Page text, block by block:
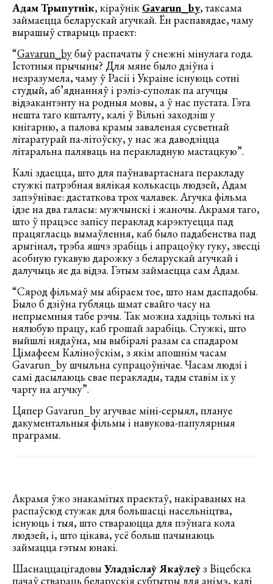
Адам Трыпутнік, кіраўнік Gavarun_by, таксама
займаецца беларускай агучкай. Ён распавядае, чаму
вырашыў стварыць праект:
“Gavarun_byбыў распачаты ў снежні мінулага года.
Істотныя прычыны? Для мяне было дзіўна і
незразумела, чаму ў Расіі і Украіне існуюць сотні
студый, аб’яднанняў і рэліз-суполак па агучцы
відэакантэнту на родныя мовы, а ў нас пустата. Гэта
нешта таго кшталту, калі ў Вільні заходзіш у
кнігарню, а палова крамы заваленая сусветнай
літаратурай па-літоўску, у нас жа даводзіцца
літаральна паляваць на перакладную мастацкую”.
Калі здаецца, што для паўнавартаснага перакладу
стужкі патрэбная вялікая колькасць людзей, Адам
запэўнівае: дастаткова трох чалавек. Агучка фільма
ідзе на два галасы: мужчынскі і жаночы. Акрамя таго,
што ў працэсе запісу пераклад карэктуецца пад
працягласць вымаўлення, каб было падабенства пад
арыгінал, трэба яшчэ зрабіць і апрацоўку гуку, звесці
асобную гукавую дарожку з беларускай агучкай і
далучыць яе да відэа. Гэтым займаецца сам Адам.
“Сярод фільмаў мы абіраем тое, што нам даспадобы.
Было б дзіўна губляць шмат свайго часу на
непрыемныя табе рэчы. Так можна хадзіць толькі на
нялюбую працу, каб грошай зарабіць. Стужкі, што
выйшлі нядаўна, мы выбіралі разам са спадаром
Цімафеем Каліноўскім, з якім апошнім часам
Gavarun_by шчыльна супрацоўнічае. Часам людзі і
самі дасылаюць свае пераклады, тады ставім іх у
чаргу на агучку”.
Цяпер Gavarun_by агучвае міні-серыял, плануе
дакументальныя фільмы і навукова-папулярныя
праграмы.
Акрамя ўжо знакамітых праектаў, накіраваных на
распаўсюд стужак для большасці насельніцтва,
існуюць і тыя, што ствараюцца для пэўнага кола
людзей, і, што цікава, усё больш пачынаюць
займацца гэтым юнакі.
ШаснаццацігадовыУладзіслаў Якаўлеўз Віцебска
пачаў ствараць беларускія субтытры для анімэ, калі